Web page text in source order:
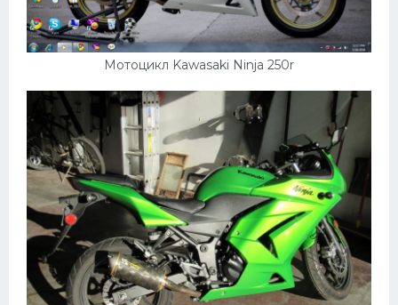
Мотоцикл Kawasaki Ninja 250r